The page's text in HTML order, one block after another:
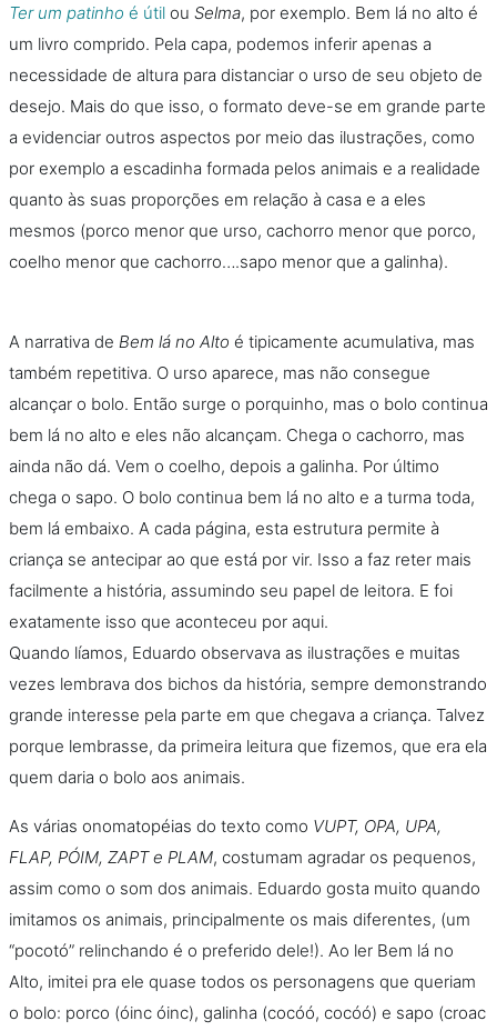
Ter um patinho é útil ou Selma, por exemplo. Bem lá no alto é
um livro comprido. Pela capa, podemos inferir apenas a
necessidade de altura para distanciar o urso de seu objeto de
desejo. Mais do que isso, o formato deve-se em grande parte
a evidenciar outros aspectos por meio das ilustrações, como
por exemplo a escadinha formada pelos animais e a realidade
quanto às suas proporções em relação à casa e a eles
mesmos (porco menor que urso, cachorro menor que porco,
coelho menor que cachorro….sapo menor que a galinha).
A narrativa de Bem lá no Alto é tipicamente acumulativa, mas
também repetitiva. O urso aparece, mas não consegue
alcançar o bolo. Então surge o porquinho, mas o bolo continua
bem lá no alto e eles não alcançam. Chega o cachorro, mas
ainda não dá. Vem o coelho, depois a galinha. Por último
chega o sapo. O bolo continua bem lá no alto e a turma toda,
bem lá embaixo. A cada página, esta estrutura permite à
criança se antecipar ao que está por vir. Isso a faz reter mais
facilmente a história, assumindo seu papel de leitora. E foi
exatamente isso que aconteceu por aqui.
Quando líamos, Eduardo observava as ilustrações e muitas
vezes lembrava dos bichos da história, sempre demonstrando
grande interesse pela parte em que chegava a criança. Talvez
porque lembrasse, da primeira leitura que fizemos, que era ela
quem daria o bolo aos animais.
As várias onomatopéias do texto como VUPT, OPA, UPA,
FLAP, PÓIM, ZAPT e PLAM, costumam agradar os pequenos,
assim como o som dos animais. Eduardo gosta muito quando
imitamos os animais, principalmente os mais diferentes, (um
“pocotó” relinchando é o preferido dele!). Ao ler Bem lá no
Alto, imitei pra ele quase todos os personagens que queriam
o bolo: porco (óinc óinc), galinha (cocóó, cocóó) e sapo (croac